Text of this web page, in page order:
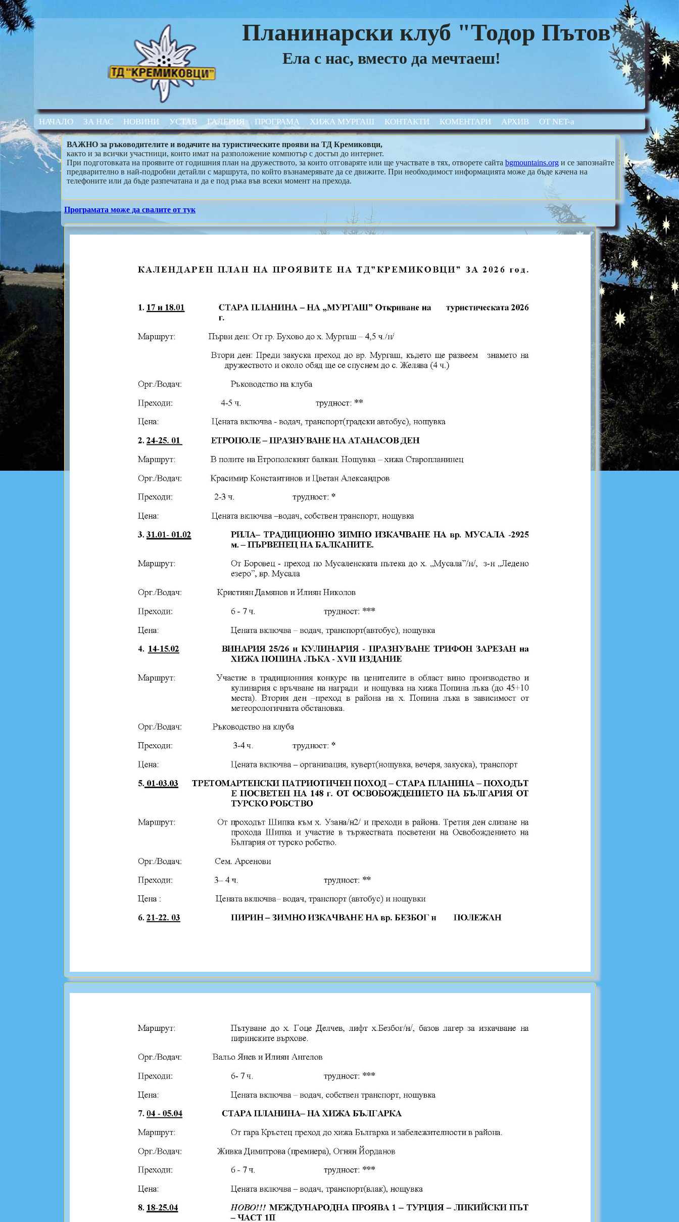
Планинарски клуб "Тодор Пътов"
Ела с нас, вместо да мечтаеш!
НАЧАЛО ЗА НАС НОВИНИ УСТАВ ГАЛЕРИЯ ПРОГРАМА ХИЖА МУРГАШ КОНТАКТИ КОМЕНТАРИ АРХИВ ОТ NET-а
ВАЖНО за ръководителите и водачите на туристическите прояви на ТД Кремиковци,
както и за всички участници, които имат на разположение компютър с достъп до интернет.
При подготовката на проявите от годишния план на дружеството, за които отговаряте или ще участвате в тях, отворете сайта bgmountains.orgи се запознайте
предварително в най-подробни детайли с маршрута, по който възнамерявате да се движите. При необходимост информацията може да бъде качена на
телефоните или да бъде разпечатана и да е под ръка във всеки момент на прехода.
Програмата може да свалите от тук